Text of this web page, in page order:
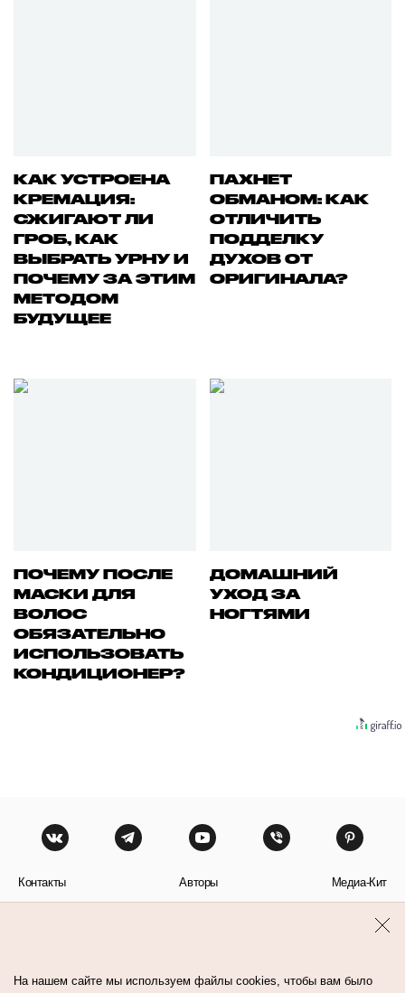
КАК УСТРОЕНА
КРЕМАЦИЯ:
СЖИГАЮТ ЛИ
ГРОБ, КАК
ВЫБРАТЬ УРНУ И
ПОЧЕМУ ЗА ЭТИМ
МЕТОДОМ
БУДУЩЕЕ
ПАХНЕТ
ОБМАНОМ: КАК
ОТЛИЧИТЬ
ПОДДЕЛКУ
ДУХОВ ОТ
ОРИГИНАЛА?
ПОЧЕМУ ПОСЛЕ
МАСКИ ДЛЯ
ВОЛОС
ОБЯЗАТЕЛЬНО
ИСПОЛЬЗОВАТЬ
КОНДИЦИОНЕР?
ДОМАШНИЙ
УХОД ЗА
НОГТЯМИ
Контакты Авторы Медиа-Кит
На нашем сайте мы используем файлы cookies, чтобы вам было